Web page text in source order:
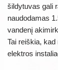
šildytuvas gali
naudodamas
vandenį
Tai reiškia,
elektros